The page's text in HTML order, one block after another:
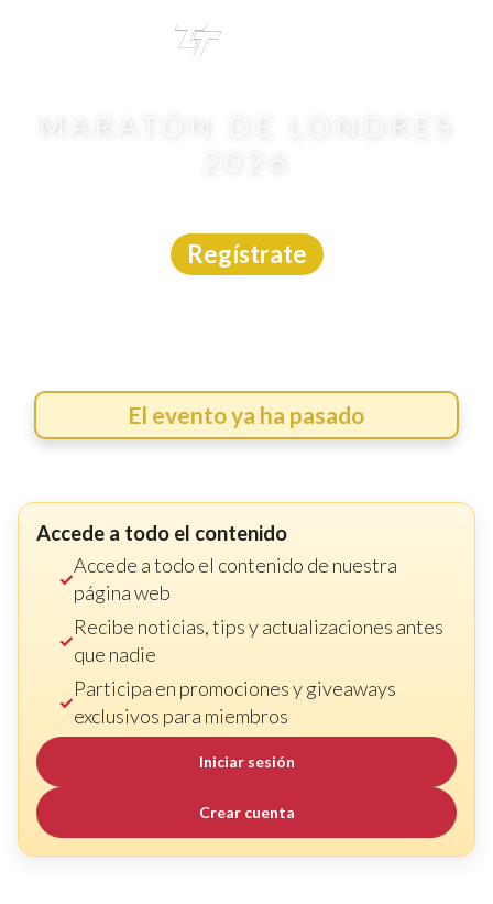
MARATÓN DE LONDRES
Regístrate
El evento ya ha pasado
Accede a todo el contenido
Accede a todo el contenido de nuestra
página web
Recibe noticias, tips y actualizaciones antes
que nadie
Participa en promociones y giveaways
exclusivos para miembros
Iniciar sesión
Crear cuenta